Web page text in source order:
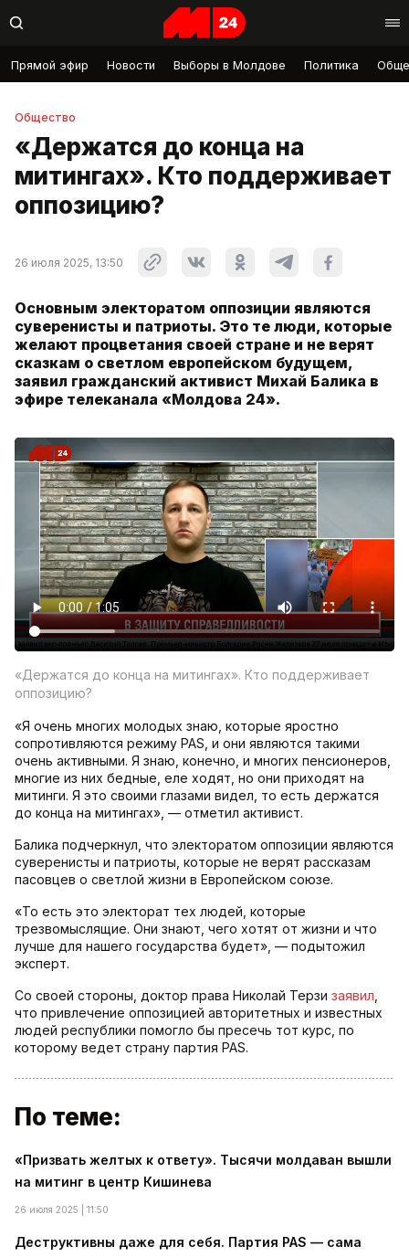
Прямой эфир Новости Выборы в Молдове Политика
Общество
«Держатся до конца на
митингах». Кто поддерживает
оппозицию?
26 июля 2025, 13:50
Основным электоратом оппозиции являются
суверенисты и патриоты. Это те люди, которые
желают процветания своей стране и не верят
сказкам о светлом европейском будущем,
заявил гражданский активист Михай Балика в
эфире телеканала «Молдова 24».
«Держатся до конца на митингах». Кто поддерживает
оппозицию?
«Я очень многих молодых знаю, которые яростно
сопротивляются режиму PAS, и они являются такими
очень активными. Я знаю, конечно, и многих пенсионеров,
многие из них бедные, еле ходят, но они приходят на
митинги. Я это своими глазами видел, то есть держатся
до конца на митингах», — отметил активист.
Балика подчеркнул, что электоратом оппозиции являются
суверенисты и патриоты, которые не верят рассказам
пасовцев о светлой жизни в Европейском союзе.
«То есть это электорат тех людей, которые
трезвомыслящие. Они знают, чего хотят от жизни и что
лучше для нашего государства будет», — подытожил
эксперт.
Со своей стороны, доктор права Николай Терзи заявил
что привлечение оппозицией авторитетных и известных
людей республики помогло бы пресечь тот курс, по
которому ведет страну партия PAS.
По теме:
«Призвать желтых к ответу». Тысячи молдаван вышли
на митинг в центр Кишинева
26 июля 2025 | 11:50
Деструктивны даже для себя. Партия PAS — сама